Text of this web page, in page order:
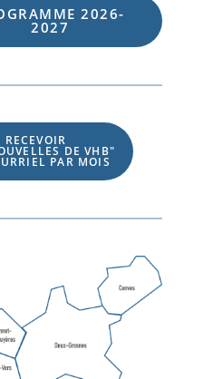
2026-
2027
RECEVOIR
DE VHB"
PAR MOIS